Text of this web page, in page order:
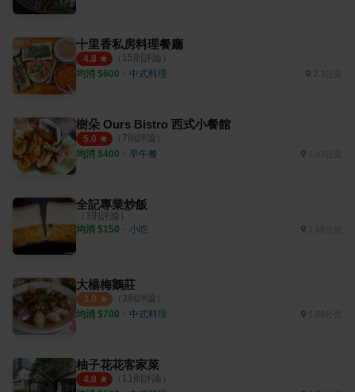
十里香私房料理餐廳
4.8 （ 15則評論）
均消 $600 ・ 中式料理
樹朵 Ours Bistro 西式小餐館
5.0 （ 7則評論）
均消 $400 ・ 早午餐 1.43公里
全記專業炒飯
（ 3則評論）
均消 $150 ・ 小吃
大楊梅鵝莊
3.0 （ 3則評論）
均消 $700 ・ 中式料理
柚子花花客家菜
4.8 （ 11 則評論）